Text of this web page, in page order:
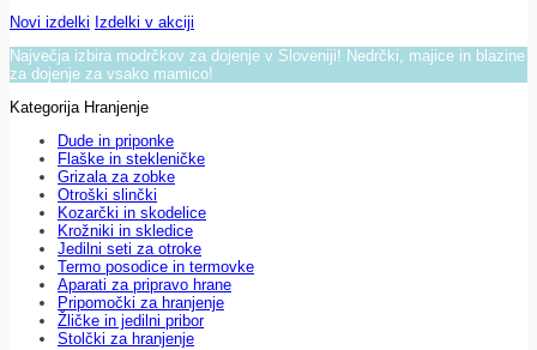
Novi izdelki Izdelki v akciji
Največja izbira modrčkov za dojenje v Sloveniji! Nedrčki, majice in blazine
za dojenje za vsako mamico!
Kategorija Hranjenje
Dude in priponke
Flaške in stekleničke
Grizala za zobke
Otroški slinčki
Kozarčki in skodelice
Krožniki in skledice
Jedilni seti za otroke
Termo posodice in termovke
Aparati za pripravo hrane
Pripomočki za hranjenje
Žličke in jedilni pribor
Stolčki za hranjenje